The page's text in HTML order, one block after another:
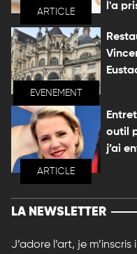
ARTICLE
l'a
EVENEMENT
ARTICLE
outil
j’ai
LA NEWSLETTER
J’adore l’art, je